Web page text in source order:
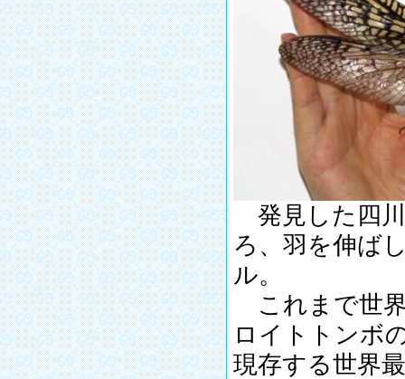
発見した四
ろ、羽を伸ば
ル。
これまで世
ロイトトンボ
現存する世界